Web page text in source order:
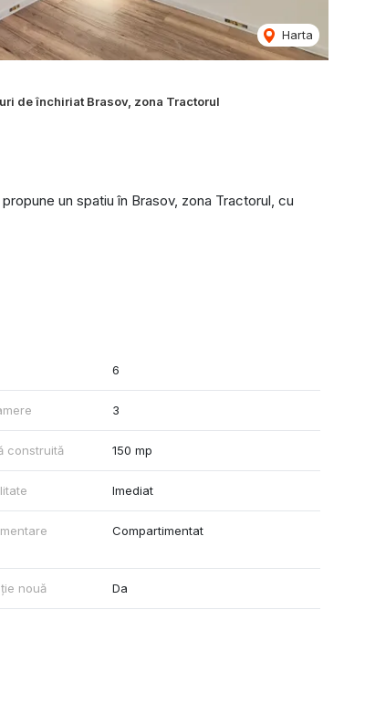
Harta
de închiriat Brasov, zona Tractorul
un spatiu în Brasov, zona Tractorul, cu
6
3
construită 150 mp
Imediat
Compartimentat
nouă Da